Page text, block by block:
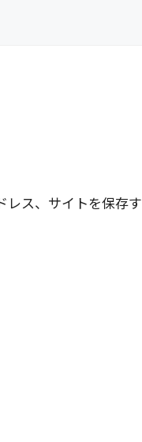
レス、サイトを保存す